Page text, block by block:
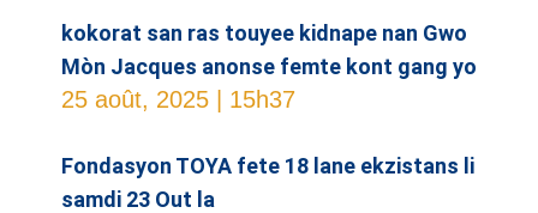
kokorat san ras touyee kidnape nan Gwo
Mòn Jacques anonse femte kont gang yo
25 août, 2025 15h37
Fondasyon TOYA fete 18 lane ekzistans li
samdi 23 Out la